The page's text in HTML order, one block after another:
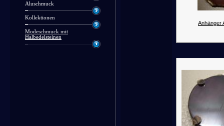
Aluschmuck
Kollektionen
Modeschmuck mit
Halbedelsteinen
Anhänger